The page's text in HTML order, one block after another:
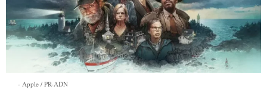
Apple / PR-ADN